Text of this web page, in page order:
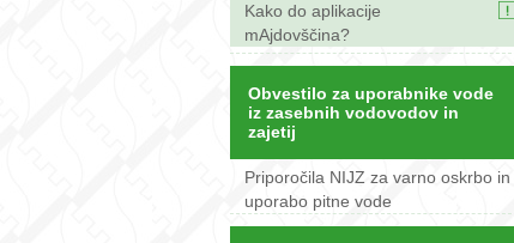
Kako do aplikacije
mAjdovščina?
Obvestilo za uporabnike vode
iz zasebnih vodovodov in
zajetij
Priporočila NIJZ za varno oskrbo in
uporabo pitne vode